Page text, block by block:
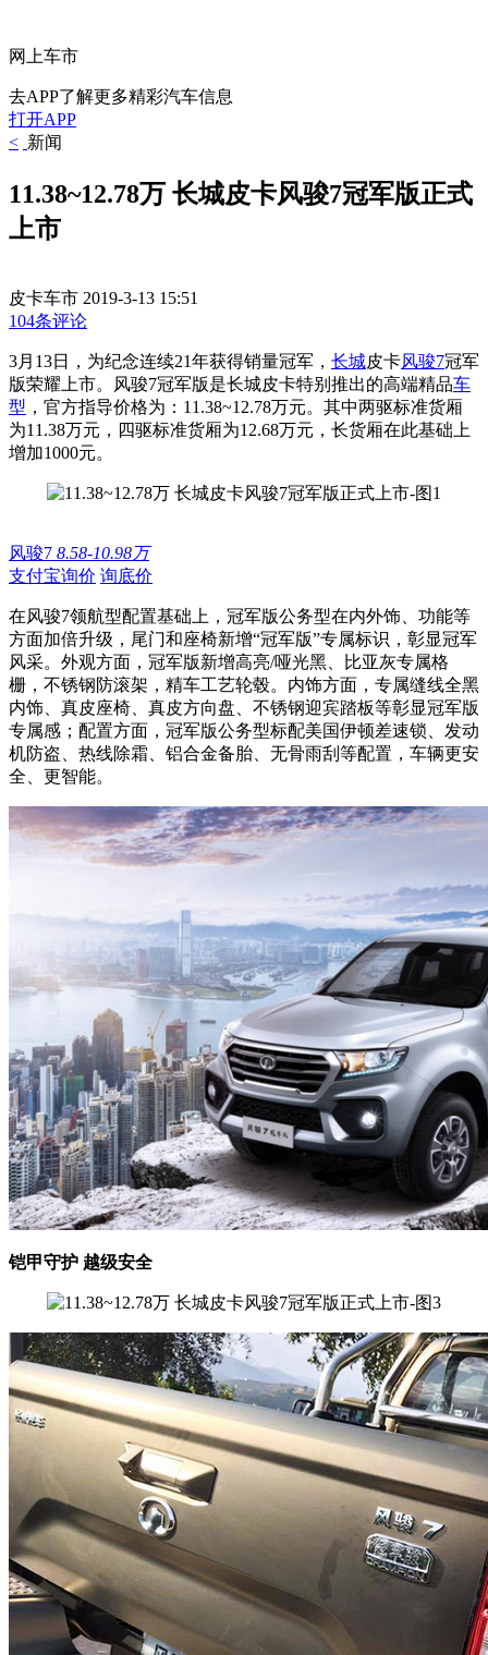
网上车市
去APP了解更多精彩汽车信息
打开APP
< 新闻
11.38~12.78万 长城皮卡风骏7冠军版正式
上市
皮卡车市 2019-3-13 15:51
104条评论
3月13日，为纪念连续21年获得销量冠军， 长城皮卡风骏7冠军
版荣耀上市。风骏7冠军版是长城皮卡特别推出的高端精品车
型 ，官方指导价格为：11.38~12.78万元。其中两驱标准货厢
为11.38万元，四驱标准货厢为12.68万元，长货厢在此基础上
增加1000元。
风骏7 8.58-10.98万
支付宝询价 询底价
在风骏7领航型配置基础上，冠军版公务型在内外饰、功能等
方面加倍升级，尾门和座椅新增“冠军版”专属标识，彰显冠军
风采。外观方面，冠军版新增高亮/哑光黑、比亚灰专属格
栅，不锈钢防滚架，精车工艺轮毂。内饰方面，专属缝线全黑
内饰、真皮座椅、真皮方向盘、不锈钢迎宾踏板等彰显冠军版
专属感；配置方面，冠军版公务型标配美国伊顿差速锁、发动
机防盗、热线除霜、铝合金备胎、无骨雨刮等配置，车辆更安
全、更智能。
铠甲守护 越级安全